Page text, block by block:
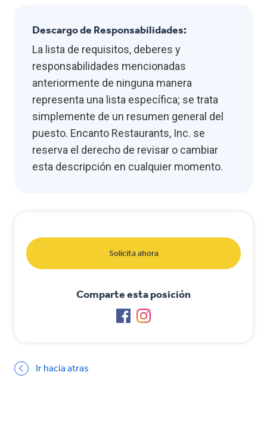
Descargo de Responsabilidades:
La lista de requisitos, deberes y
responsabilidades mencionadas
anteriormente de ninguna manera
representa una lista específica; se trata
simplemente de un resumen general del
puesto. Encanto Restaurants, Inc. se
reserva el derecho de revisar o cambiar
esta descripción en cualquier momento.
Solicita ahora
Comparte esta posición
Ir hacia atras